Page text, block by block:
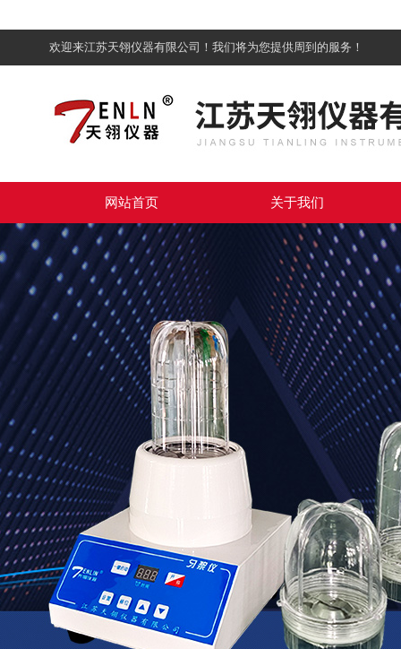
欢迎来江苏天翎仪器有限公司！我们将为您提供周到的服务！
网站首页 关于我们